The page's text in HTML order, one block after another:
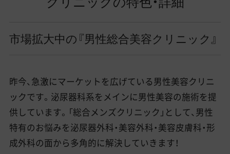
市場拡大中の『男性総合美容クリニック』
昨今、急激にマーケットを広げている男性美容クリニ
ックです。泌尿器科系をメインに男性美容の施術を提
供しています。「総合メンズクリニック」として、男性
特有のお悩みを泌尿器外科・美容外科・美容皮膚科・形
成外科の面から多角的に解決していきます！